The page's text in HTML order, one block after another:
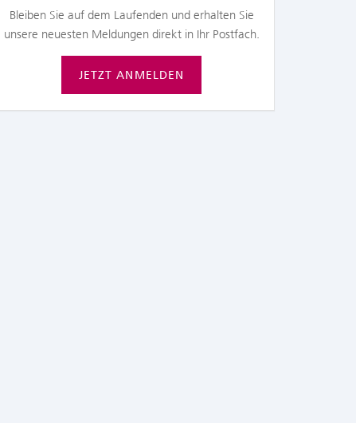
Bleiben Sie auf dem Laufenden und erhalten Sie
unsere neuesten Meldungen direkt in Ihr Postfach.
JETZT ANMELDEN